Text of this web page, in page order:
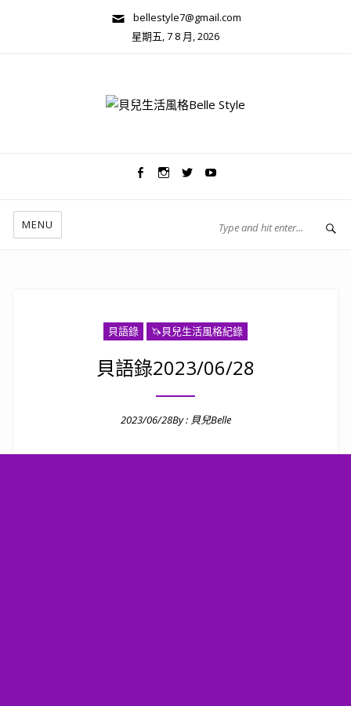
bellestyle7@gmail.com
星期五, 7 8 月, 2026
MENU
貝語錄 🦄️貝兒生活風格紀錄
貝語錄2023/06/28
2023/06/28By : 貝兒Belle